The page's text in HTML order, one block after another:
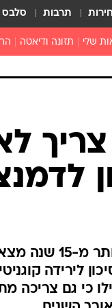
תרבות סלבס
שלי
מוצרים חדשים
ויטמינים
תרופות
האישה
תזונה ודיאטה
מחקר רחב
לירידה
וגילו כי גם